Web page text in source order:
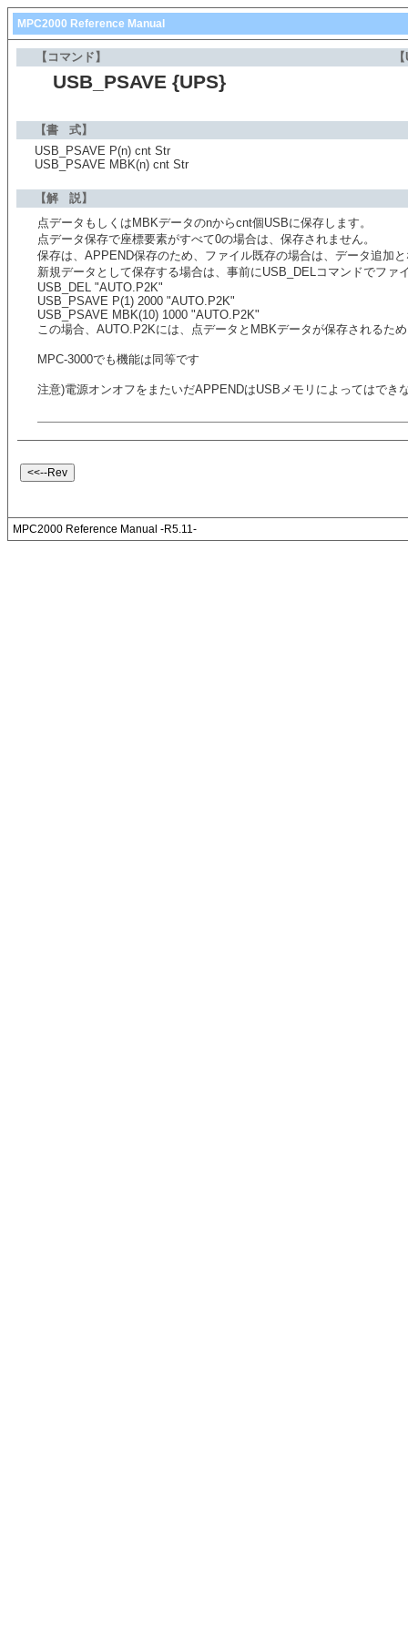
MPC2000 Reference Manual
【コマンド】
USB_PSAVE {UPS}
【書 式】
USB_PSAVE P(n) cnt Str
USB_PSAVE MBK(n) cnt Str
【解 説】
点データもしくはMBKデータのnからcnt個USBに保存します。
点データ保存で座標要素がすべて0の場合は、保存されません。
保存は、APPEND保存のため、ファイル既存の場合は、データ追加
新規データとして保存する場合は、事前にUSB_DELコマンドでファ
USB_DEL "AUTO.P2K"
USB_PSAVE P(1) 2000 "AUTO.P2K"
USB_PSAVE MBK(10) 1000 "AUTO.P2K"
この場合、AUTO.P2Kには、点データとMBKデータが保存されるた
MPC-3000でも機能は同等です
注意)電源オンオフをまたいだAPPENDはUSBメモリによってはでき
MPC2000 Reference Manual -R5.11-